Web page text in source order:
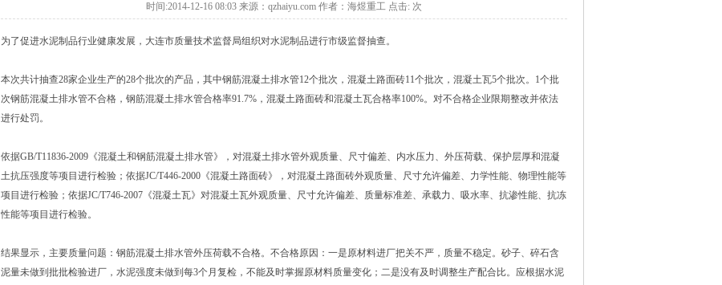
时间:2014-12-16 08:03 来源：qzhaiyu.com 作者：海煜重工 点击: 次
为了促进水泥制品行业健康发展，大连市质量技术监督局组织对水泥制品进行市级监督抽查。
本次共计抽查28家企业生产的28个批次的产品，其中钢筋混凝土排水管12个批次，混凝土路面砖11个批次，混凝土瓦5个批次。1个批
次钢筋混凝土排水管不合格，钢筋混凝土排水管合格率91.7%，混凝土路面砖和混凝土瓦合格率100%。对不合格企业限期整改并依法
进行处罚。
依据GB/T11836-2009《混凝土和钢筋混凝土排水管》，对混凝土排水管外观质量、尺寸偏差、内水压力、外压荷载、保护层厚和混凝
土抗压强度等项目进行检验；依据JC/T446-2000《混凝土路面砖》，对混凝土路面砖外观质量、尺寸允许偏差、力学性能、物理性能等
项目进行检验；依据JC/T746-2007《混凝土瓦》对混凝土瓦外观质量、尺寸允许偏差、质量标准差、承载力、吸水率、抗渗性能、抗冻
性能等项目进行检验。
结果显示，主要质量问题：钢筋混凝土排水管外压荷载不合格。不合格原因：一是原材料进厂把关不严，质量不稳定。砂子、碎石含
泥量未做到批批检验进厂，水泥强度未做到每3个月复检，不能及时掌握原材料质量变化；二是没有及时调整生产配合比。应根据水泥